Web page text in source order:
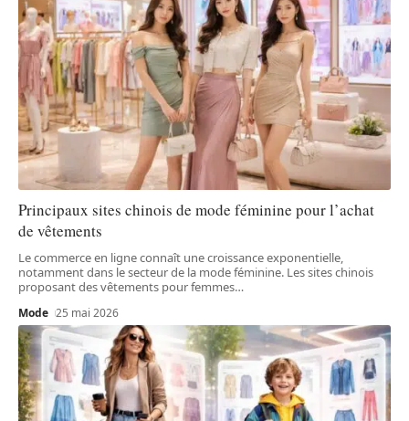
Principaux sites chinois de mode féminine pour l’achat
de vêtements
Le commerce en ligne connaît une croissance exponentielle,
notamment dans le secteur de la mode féminine. Les sites chinois
proposant des vêtements pour femmes…
Mode 25 mai 2026